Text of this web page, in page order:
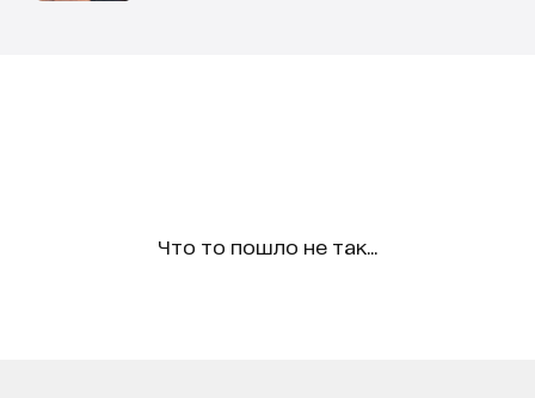
Что то пошло не так...